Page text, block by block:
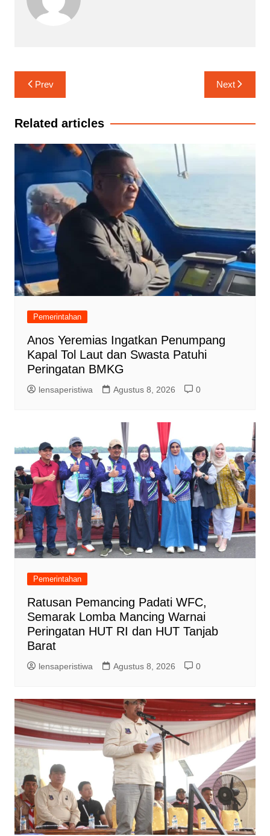
Navigasi
pos
Prev Next
Related articles
Pemerintahan
Anos Yeremias Ingatkan Penumpang
Kapal Tol Laut dan Swasta Patuhi
Peringatan BMKG
lensaperistiwa Agustus 8, 2026 0
Pemerintahan
Ratusan Pemancing Padati WFC,
Semarak Lomba Mancing Warnai
Peringatan HUT RI dan HUT Tanjab
Barat
lensaperistiwa Agustus 8, 2026 0